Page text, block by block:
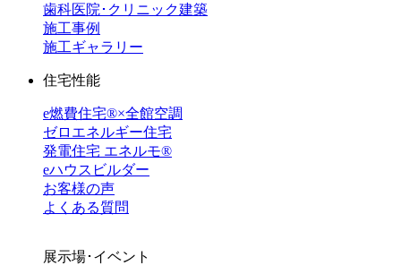
歯科医院･クリニック建築
施工事例
施工ギャラリー
住宅性能
e燃費住宅®︎×全館空調
ゼロエネルギー住宅
発電住宅 エネルモ®
eハウスビルダー
お客様の声
よくある質問
展示場･イベント